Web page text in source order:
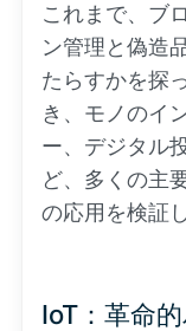
これまで、ブ
ン管理と偽造
たらすかを探
き、モノのイ
ー、デジタル
ど、多くの主
の応用を検証
IoT：革命